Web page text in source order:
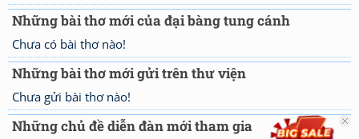
Những bài thơ mới của đại bàng tung cánh
Chưa có bài thơ nào!
Những bài thơ mới gửi trên thư viện
Chưa gửi bài thơ nào!
Những chủ đề diễn đàn mới tham gia